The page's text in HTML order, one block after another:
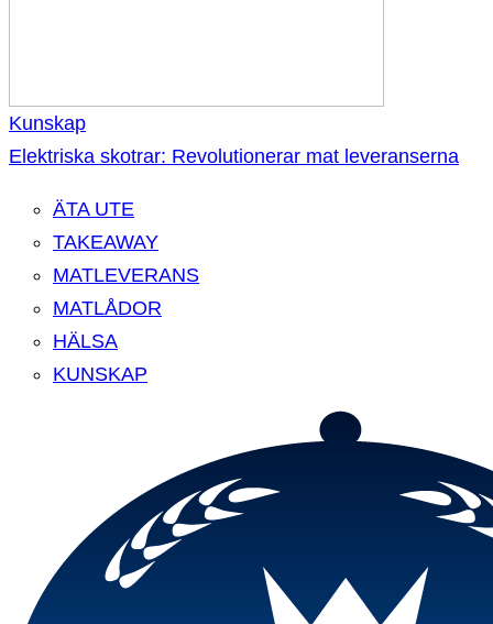
Kunskap
Elektriska skotrar: Revolutionerar mat leveranserna
ÄTA UTE
TAKEAWAY
MATLEVERANS
MATLÅDOR
HÄLSA
KUNSKAP